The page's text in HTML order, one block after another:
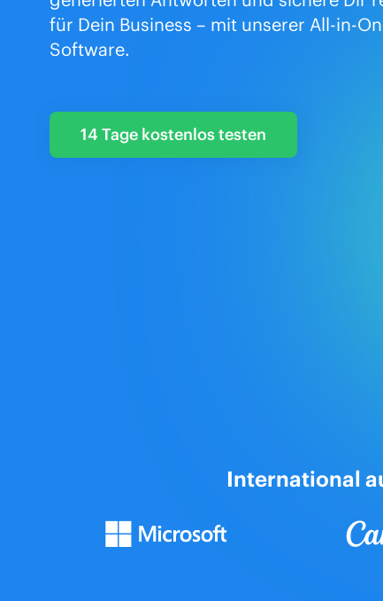
für Dein Business – mit unserer All-in-
Software.
14 Tage kostenlos testen
International